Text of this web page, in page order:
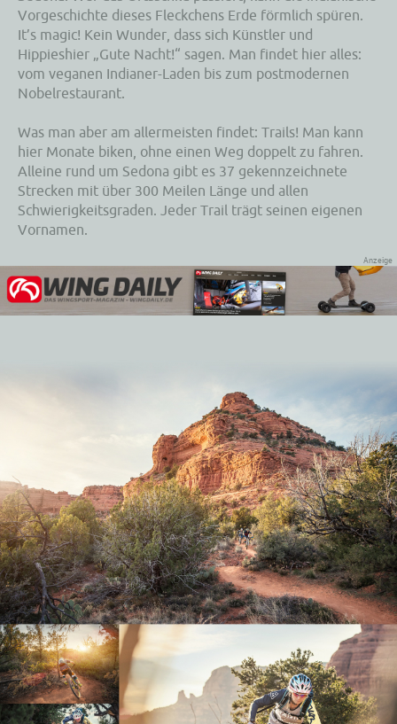
Vorgeschichte dieses Fleckchens Erde förmlich spüren.
It’s magic! Kein Wunder, dass sich Künstler und
Hippieshier „Gute Nacht!“ sagen. Man findet hier alles:
vom veganen Indianer-Laden bis zum postmodernen
Nobelrestaurant.
Was man aber am allermeisten findet: Trails! Man kann
hier Monate biken, ohne einen Weg doppelt zu fahren.
Alleine rund um Sedona gibt es 37 gekennzeichnete
Strecken mit über 300 Meilen Länge und allen
Schwierigkeitsgraden. Jeder Trail trägt seinen eigenen
Vornamen.